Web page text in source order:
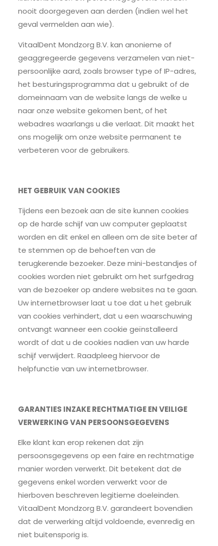
nooit doorgegeven aan derden (indien wel het
geval vermelden aan wie).
VitaalDent Mondzorg B.V. kan anonieme of
geaggregeerde gegevens verzamelen van niet-
persoonlijke aard, zoals browser type of IP-adres,
het besturingsprogramma dat u gebruikt of de
domeinnaam van de website langs de welke u
naar onze website gekomen bent, of het
webadres waarlangs u die verlaat. Dit maakt het
ons mogelijk om onze website permanent te
verbeteren voor de gebruikers.
HET GEBRUIK VAN COOKIES
Tijdens een bezoek aan de site kunnen cookies
op de harde schijf van uw computer geplaatst
worden en dit enkel en alleen om de site beter af
te stemmen op de behoeften van de
terugkerende bezoeker. Deze mini-bestandjes of
cookies worden niet gebruikt om het surfgedrag
van de bezoeker op andere websites na te gaan.
Uw internetbrowser laat u toe dat u het gebruik
van cookies verhindert, dat u een waarschuwing
ontvangt wanneer een cookie geïnstalleerd
wordt of dat u de cookies nadien van uw harde
schijf verwijdert. Raadpleeg hiervoor de
helpfunctie van uw internetbrowser.
GARANTIES INZAKE RECHTMATIGE EN VEILIGE
VERWERKING VAN PERSOONSGEGEVENS
Elke klant kan erop rekenen dat zijn
persoonsgegevens op een faire en rechtmatige
manier worden verwerkt. Dit betekent dat de
gegevens enkel worden verwerkt voor de
hierboven beschreven legitieme doeleinden.
VitaalDent Mondzorg B.V. garandeert bovendien
dat de verwerking altijd voldoende, evenredig en
niet buitensporig is.